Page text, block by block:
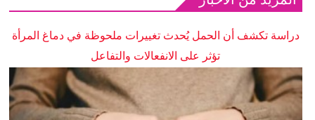
دراسة تكشف أن الحمل يُحدث تغييرات ملحوظة في دماغ المرأة
تؤثر على الانفعالات والتفاعل